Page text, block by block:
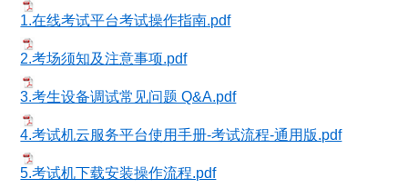
1.在线考试平台考试操作指南.pdf
2.考场须知及注意事项.pdf
3.考生设备调试常见问题 Q&A.pdf
4.考试机云服务平台使用手册-考试流程-通用版.pdf
5.考试机下载安装操作流程.pdf